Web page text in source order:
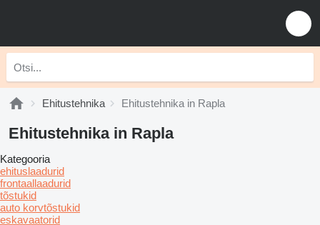
Ehitustehnika Ehitustehnika in Rapla
Ehitustehnika in Rapla
Kategooria
ehituslaadurid
frontaallaadurid
tõstukid
auto korvtõstukid
eskavaatorid